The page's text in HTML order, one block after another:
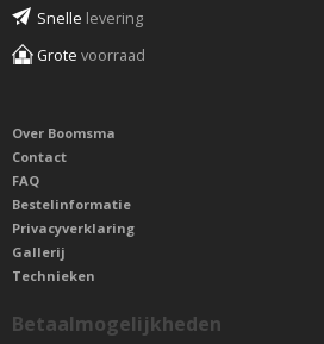
Snelle levering
Grote voorraad
Over Boomsma
Contact
FAQ
Bestelinformatie
Privacyverklaring
Gallerij
Technieken
Betaalmogelijkheden